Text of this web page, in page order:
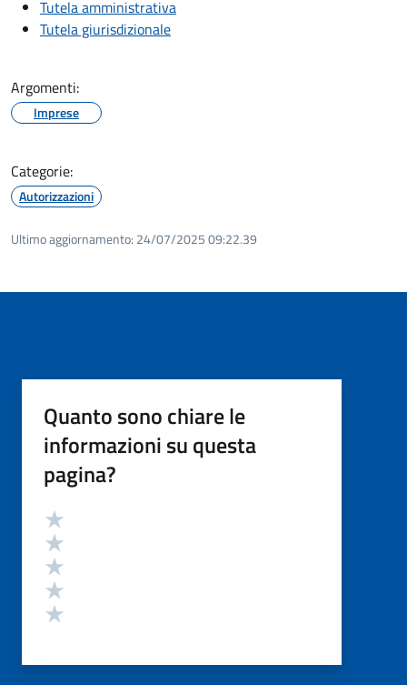
Tutela amministrativa
Tutela giurisdizionale
Argomenti:
Imprese
Categorie:
Autorizzazioni
Ultimo aggiornamento: 24/07/2025 09:22.39
Quanto sono chiare le
informazioni su questa
pagina?
Valutazione